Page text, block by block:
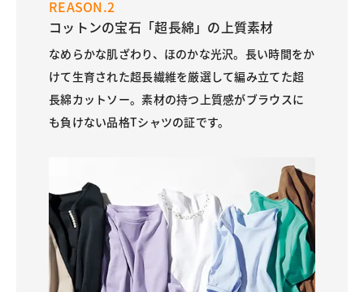
REASON.2
コットンの宝石「超長綿」の上質素材
なめらかな肌ざわり、ほのかな光沢。長い時間をか
けて生育された超長繊維を厳選して編み立てた超
長綿カットソー。素材の持つ上質感がブラウスに
も負けない品格Tシャツの証です。